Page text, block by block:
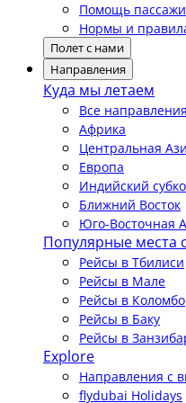
Помощь
Нормы и
Полет с нами
Направления
Куда мы летаем
Все направления
Африка
Центральная
Европа
Индийский
Ближний Восток
Юго-Восточная
Популярные места
Рейсы в Тбилиси
Рейсы в Мале
Рейсы в Коломбо
Рейсы в Баку
Рейсы в
Explore
Направления с
flydubai Holidays